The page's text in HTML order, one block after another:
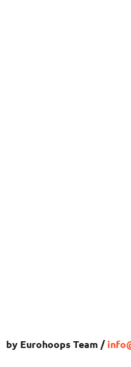
by Eurohoops Team /